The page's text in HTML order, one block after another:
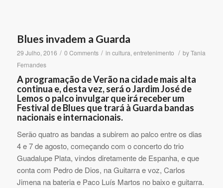
Blues invadem a Guarda
29 Julho, 2016 / 0 Comments / in cultura, entretenimento / byTania
Fernandes
A programação de Verão na cidade mais alta
continua e, desta vez, será o Jardim José de
Lemos o palco invulgar que irá receber um
Festival de Blues que trará à Guarda bandas
nacionais e internacionais.
Serão quatro as bandas a subirem ao palco entre os dias
4 e 7 de agosto, começando com o concerto do trio
Guadalupe Plata, vindos diretamente de Espanha, e que
conta com Pedro de Dios, na Guitarra e voz, Carlos
Jimena na bateria e Paco Luís Martos no baixo e guitarra.